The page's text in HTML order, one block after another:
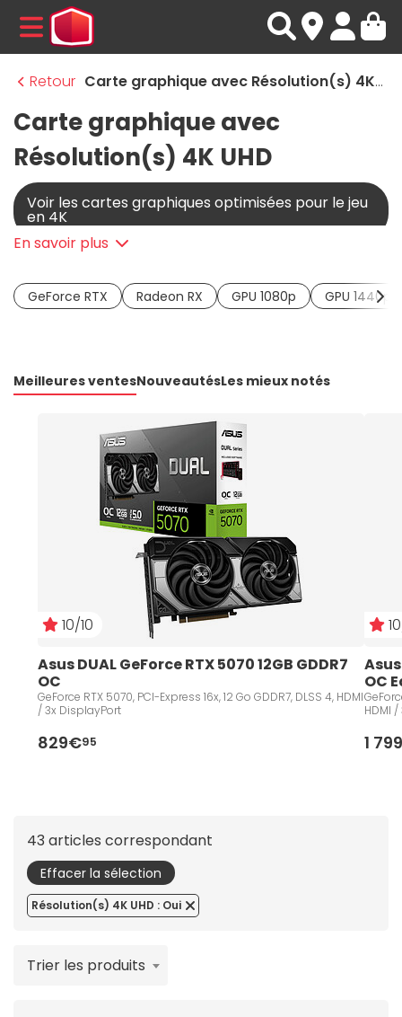
MENU
Retour
Carte graphique avec Résolution(s) 4K UHD
Carte graphique avec
Résolution(s) 4K UHD
Voir les cartes graphiques optimisées pour le jeu
en 4K
En savoir plus
GeForce RTX Radeon RX GPU 1080p GPU 1440p
Meilleures ventesNouveautésLes mieux notés
10/10
Asus DUAL GeForce RTX 5070 12GB GDDR7
OC
GeForce RTX 5070, PCI-Express 16x, 12 Go GDDR7, DLSS 4, HDMI
/ 3x DisplayPort
829€95
OC
HDMI
1
43 articles correspondant
Effacer la sélection
Résolution(s) 4K UHD : Oui
Trier les produits